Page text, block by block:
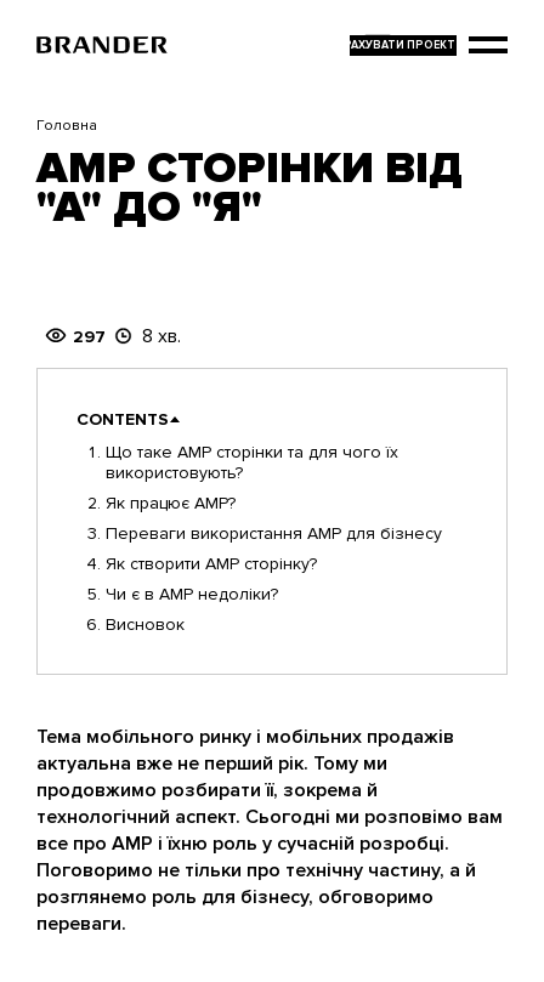
основного
Головна
AMP СТОРІНКИ ВІД
"А" ДО "Я"
297 8 хв.
CONTENTS
Що таке AMP сторінки та для чого їх
використовують?
Як працює AMP?
Переваги використання AMP для бізнесу
Як створити AMP сторінку?
Чи є в AMP недоліки?
Висновок
Тема мобільного ринку і мобільних продажів
актуальна вже не перший рік. Тому ми
продовжимо розбирати її, зокрема й
технологічний аспект. Сьогодні ми розповімо вам
все про AMP і їхню роль у сучасній розробці.
Поговоримо не тільки про технічну частину, а й
розглянемо роль для бізнесу, обговоримо
переваги.